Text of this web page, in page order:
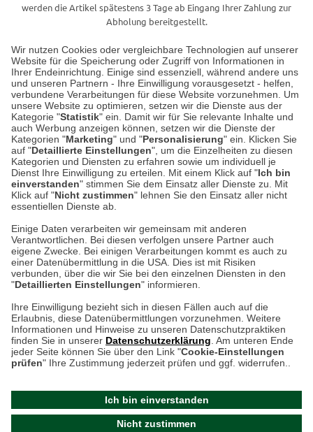
Wir nutzen Cookies oder vergleichbare Technologien auf unserer
Website für die Speicherung oder Zugriff von Informationen in
Ihrer Endeinrichtung. Einige sind essenziell, während andere uns
und unseren Partnern - Ihre Einwilligung vorausgesetzt - helfen,
verbundene Verarbeitungen für diese Website vorzunehmen. Um
unsere Website zu optimieren, setzen wir die Dienste aus der
Kategorie "Statistik" ein. Damit wir für Sie relevante Inhalte und
auch Werbung anzeigen können, setzen wir die Dienste der
Kategorien "Marketing" und "Personalisierung" ein. Klicken Sie
auf "Detaillierte Einstellungen", um die Einzelheiten zu diesen
Kategorien und Diensten zu erfahren sowie um individuell je
Dienst Ihre Einwilligung zu erteilen. Mit einem Klick auf "Ich bin
einverstanden" stimmen Sie dem Einsatz aller Dienste zu. Mit
Klick auf "Nicht zustimmen" lehnen Sie den Einsatz aller nicht
essentiellen Dienste ab.
Einige Daten verarbeiten wir gemeinsam mit anderen
Verantwortlichen. Bei diesen verfolgen unsere Partner auch
eigene Zwecke. Bei einigen Verarbeitungen kommt es auch zu
einer Datenübermittlung in die USA. Dies ist mit Risiken
verbunden, über die wir Sie bei den einzelnen Diensten in den
"Detaillierten Einstellungen" informieren.
Ihre Einwilligung bezieht sich in diesen Fällen auch auf die
Erlaubnis, diese Datenübermittlungen vorzunehmen. Weitere
Informationen und Hinweise zu unseren Datenschutzpraktiken
finden Sie in unserer Datenschutzerklärung . Am unteren Ende
jeder Seite können Sie über den Link "Cookie-Einstellungen
prüfen" Ihre Zustimmung jederzeit prüfen und ggf. widerrufen..
Ich bin einverstanden
Nicht zustimmen
werden die Artikel spätestens 3 Tage ab Eingang Ihrer Zahlung zur
Abholung bereitgestellt.
Unser Geschäft in Meckenheim
Auf dem Steinbüchel 6
53340 Meckenheim
Montag bis Samstag 9:00 Uhr bis 18:00 Uhr
weitere Information
Hier finden Sie uns im Netz
Kontakt
Umwelt und Entsorgung
Zur Echtheit von Bewertungen
Hinweisgeber-Schutzgesetz
Barrierefreiheit unserer Website
am 08.08.2026 um 13:48
2024 THE BRITISH SHOP
Cookie-Einstellungen in Ihrem Browser
ACHTUNG!
Ihr Browser speichert aktuell keine Cookies!
Leider können Sie in diesem Fall unseren Online-Shop
Bitte stellen Sie sicher, dass Ihr Browser unsere funktionalen